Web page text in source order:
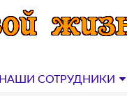
НАШИ СОТРУДНИКИ